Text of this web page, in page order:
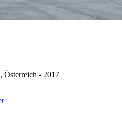
Österreich - 2017